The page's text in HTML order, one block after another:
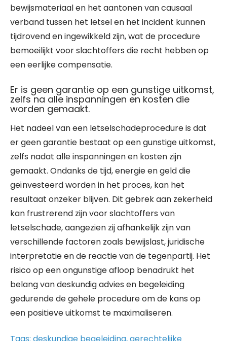
bewijsmateriaal en het aantonen van causaal
verband tussen het letsel en het incident kunnen
tijdrovend en ingewikkeld zijn, wat de procedure
bemoeilijkt voor slachtoffers die recht hebben op
een eerlijke compensatie.
Er is geen garantie op een gunstige uitkomst,
zelfs na alle inspanningen en kosten die
worden gemaakt.
Het nadeel van een letselschadeprocedure is dat
er geen garantie bestaat op een gunstige uitkomst,
zelfs nadat alle inspanningen en kosten zijn
gemaakt. Ondanks de tijd, energie en geld die
geïnvesteerd worden in het proces, kan het
resultaat onzeker blijven. Dit gebrek aan zekerheid
kan frustrerend zijn voor slachtoffers van
letselschade, aangezien zij afhankelijk zijn van
verschillende factoren zoals bewijslast, juridische
interpretatie en de reactie van de tegenpartij. Het
risico op een ongunstige afloop benadrukt het
belang van deskundig advies en begeleiding
gedurende de gehele procedure om de kans op
een positieve uitkomst te maximaliseren.